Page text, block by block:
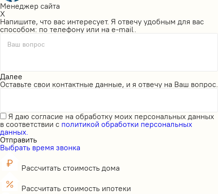
Менеджер сайта
X
Напишите, что вас интересует. Я отвечу удобным для вас
способом: по телефону или на e-mail.
Ваш вопрос
Далее
Оставьте свои контактные данные, и я отвечу на Ваш вопрос.
Я даю согласие на обработку моих персональных данных
в соответствии с политикой обработки персональных
данных.
Отправить
Выбрать время звонка
Рассчитать стоимость дома
Рассчитать стоимость ипотеки